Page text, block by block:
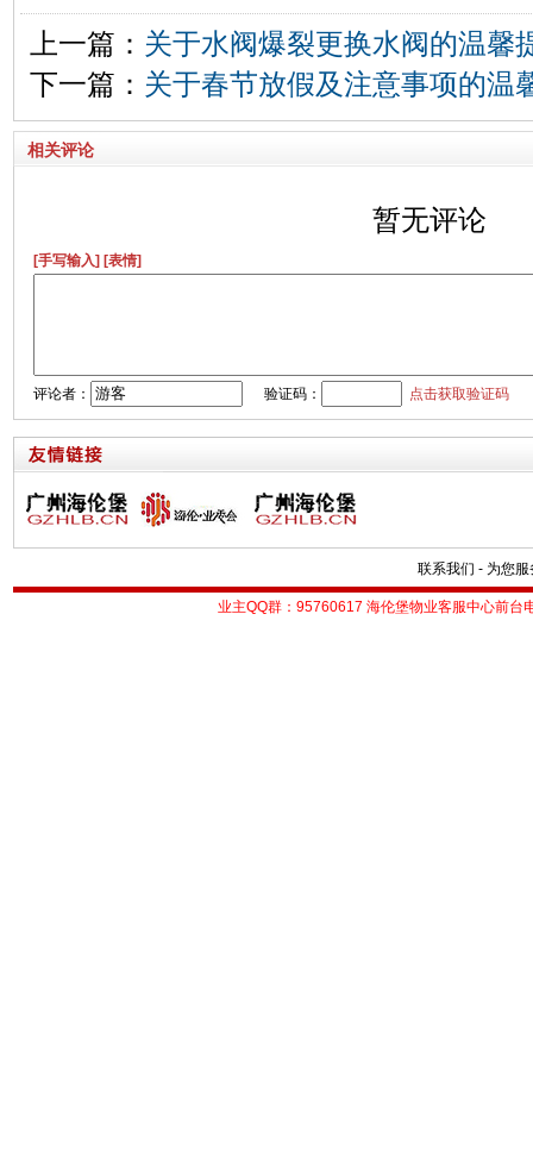
上一篇： 关于水阀爆裂更换水阀的温馨
下一篇： 关于春节放假及注意事项的温
相关评论
暂无评论
[手写输入] [表情]
评论者： 验证码： 点击获取验证码
联系我们 - 为您服
业主QQ群：95760617 海伦堡物业客服中心前